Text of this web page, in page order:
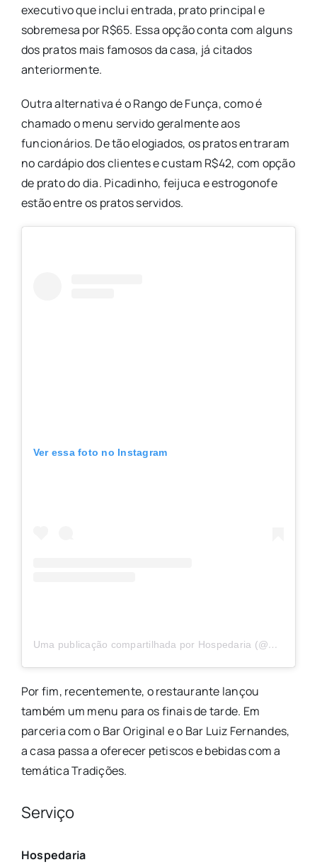
executivo que inclui entrada, prato principal e
sobremesa por R$65. Essa opção conta com alguns
dos pratos mais famosos da casa, já citados
anteriormente.
Outra alternativa é o Rango de Funça, como é
chamado o menu servido geralmente aos
funcionários. De tão elogiados, os pratos entraram
no cardápio dos clientes e custam R$42, com opção
de prato do dia. Picadinho, feijuca e estrogonofe
estão entre os pratos servidos.
Ver essa foto no Instagram
Uma publicação compartilhada por Hospedaria (@hospedariasp)
Por fim, recentemente, o restaurante lançou
também um menu para os finais de tarde. Em
parceria com o Bar Original e o Bar Luiz Fernandes,
a casa passa a oferecer petiscos e bebidas com a
temática Tradições.
Serviço
Hospedaria